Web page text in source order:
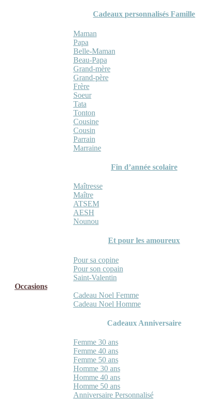
Cadeaux personnalisés Famille
Maman
Papa
Belle-Maman
Beau-Papa
Grand-mère
Grand-père
Frère
Soeur
Tata
Tonton
Cousine
Cousin
Parrain
Marraine
Fin d’année scolaire
Maîtresse
Maître
ATSEM
AESH
Nounou
Et pour les amoureux
Pour sa copine
Pour son copain
Saint-Valentin
Occasions
Cadeau Noel Femme
Cadeau Noel Homme
Cadeaux Anniversaire
Femme 30 ans
Femme 40 ans
Femme 50 ans
Homme 30 ans
Homme 40 ans
Homme 50 ans
Anniversaire Personnalisé